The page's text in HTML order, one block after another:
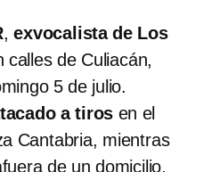
,exvocalista de Los
calles de Culiacán,
5 de julio.
a tiros en el
Cantabria, mientras
de un domicilio,